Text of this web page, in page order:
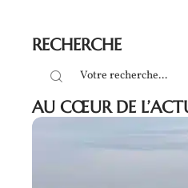
RECHERCHE
AU CŒUR DE